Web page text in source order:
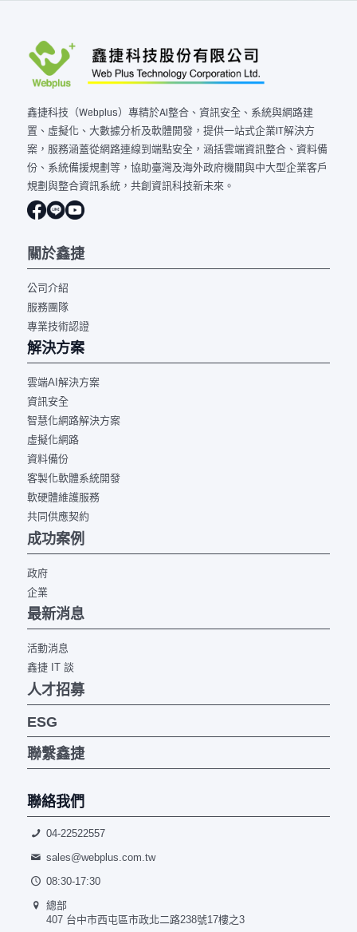
鑫捷科技（Webplus）專精於AI整合、資訊安全、系統與網路建
置、虛擬化、大數據分析及軟體開發，提供一站式企業IT解決方
案，服務涵蓋從網路連線到端點安全，涵括雲端資訊整合、資料備
份、系統備援規劃等，協助臺灣及海外政府機關與中大型企業客戶
規劃與整合資訊系統，共創資訊科技新未來。
關於鑫捷
公司介紹
服務團隊
專業技術認證
解決方案
雲端AI解決方案
資訊安全
智慧化網路解決方案
虛擬化網路
資料備份
客製化軟體系統開發
軟硬體維護服務
共同供應契約
成功案例
政府
企業
最新消息
活動消息
鑫捷 IT 談
人才招募
ESG
聯繫鑫捷
聯絡我們
04-22522557
sales@webplus.com.tw
08:30-17:30
總部
407 台中市西屯區市政北二路238號17樓之3